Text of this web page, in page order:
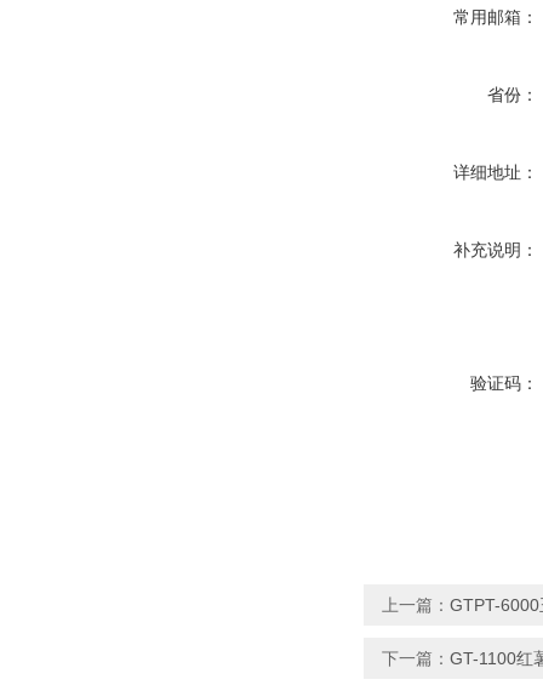
常用邮箱：
省份：
详细地址：
补充说明：
验证码：
上一篇： GTPT-
下一篇： GT-1100红